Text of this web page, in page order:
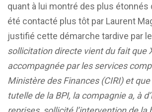
quant à lui montré des plus étonnés
été contacté plus tôt par Laurent
justifié cette démarche tardive par
sollicitation directe vient du fait que
accompagnée par les services
Ministère des Finances (CIRI) et
tutelle de la BPI, la compagnie a, à